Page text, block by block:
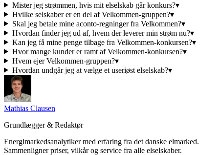
Mister jeg strømmen, hvis mit elselskab går konkurs?▾
Hvilke selskaber er en del af Velkommen-gruppen?▾
Skal jeg betale mine aconto-regninger fra Velkommen?▾
Hvordan finder jeg ud af, hvem der leverer min strøm nu?▾
Kan jeg få mine penge tilbage fra Velkommen-konkursen?▾
Hvor mange kunder er ramt af Velkommen-konkursen?▾
Hvem ejer Velkommen-gruppen?▾
Hvordan undgår jeg at vælge et useriøst elselskab?▾
Mathias Clausen
Grundlægger & Redaktør
Energimarkedsanalytiker med erfaring fra det danske elmarked.
Sammenligner priser, vilkår og service fra alle elselskaber.